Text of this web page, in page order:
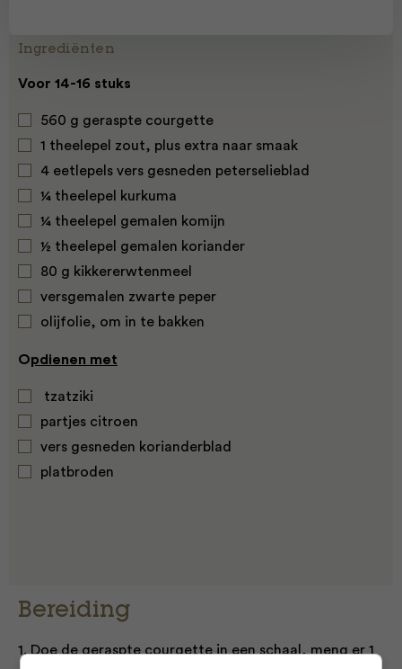
Ingrediënten
Voor 14-16 stuks
560 g geraspte courgette
1 theelepel zout, plus extra naar smaak
4 eetlepels vers gesneden peterselieblad
¼ theelepel kurkuma
¼ theelepel gemalen komijn
½ theelepel gemalen koriander
80 g kikkererwtenmeel
versgemalen zwarte peper
olijfolie, om in te bakken
Opdienen met
tzatziki
partjes citroen
vers gesneden korianderblad
platbroden
Bereiding
1. Doe de geraspte courgette in een schaal, meng er 1